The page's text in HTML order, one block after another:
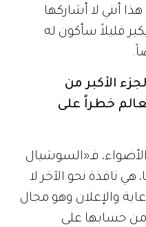
أنني لا أشاركها
قليلاً سأكون له
الأكبر من
خطراً على
فـ«السوشيال
نافذة نحو الآخر لا
والإعلان وهو مجال
حسابها على